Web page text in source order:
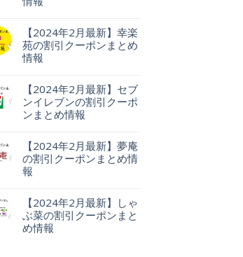
【2024年2月最新】幸楽
苑の割引クーポンまとめ
情報
【2024年2月最新】セブ
ンイレブンの割引クーポ
ンまとめ情報
【2024年2月最新】夢庵
の割引クーポンまとめ情
報
【2024年2月最新】しゃ
ぶ菜の割引クーポンまと
め情報